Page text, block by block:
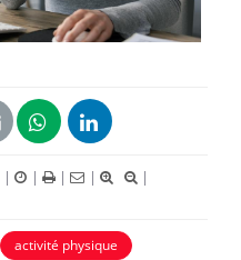
| | | |
|
activité physique